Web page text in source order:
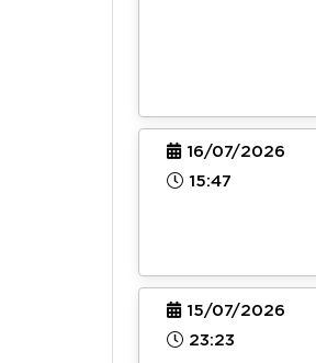
16/07/2026
15:47
15/07/2026
23:23